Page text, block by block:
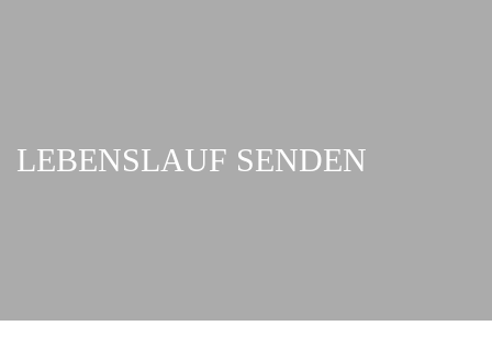
LEBENSLAUF SENDEN